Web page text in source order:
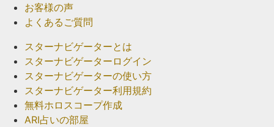
お客様の声
よくあるご質問
スターナビゲーターとは
スターナビゲーターログイン
スターナビゲーターの使い方
スターナビゲーター利用規約
無料ホロスコープ作成
ARI占いの部屋